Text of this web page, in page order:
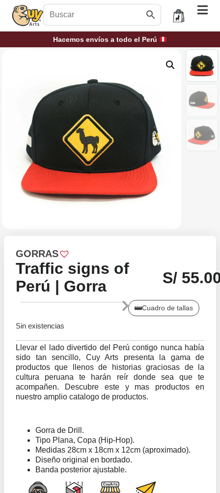
Hacemos envíos a todo el Perú
GORRAS
Traffic signs of
Perú | Gorra
S/
Cuadro de tallas
Sin existencias
Llevar el lado divertido del Perú contigo nunca había
sido tan sencillo, Cuy Arts presenta la gama de
productos que llenos de historias graciosas de la
cultura peruana te harán reír donde sea que te
acompañen. Descubre este y mas productos en
nuestro amplio catalogo de productos.
Gorra de Drill.
Tipo Plana, Copa (Hip-Hop).
Medidas 28cm x 18cm x 12cm (aproximado).
Diseño original en bordado.
Banda posterior ajustable.